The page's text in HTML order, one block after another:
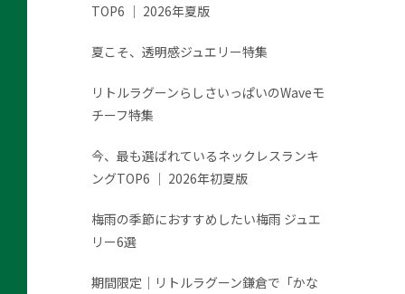
TOP6 │ 2026年夏版
夏こそ、透明感ジュエリー特集
リトルラグーンらしさいっぱいのWaveモ
チーフ特集
今、最も選ばれているネックレスランキ
ングTOP6 │ 2026年初夏版
梅雨の季節におすすめしたい梅雨 ジュエ
リー6選
期間限定│リトルラグーン鎌倉で「かな